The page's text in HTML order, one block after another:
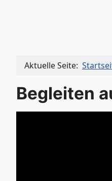
Aktuelle Seite:
Begleiten